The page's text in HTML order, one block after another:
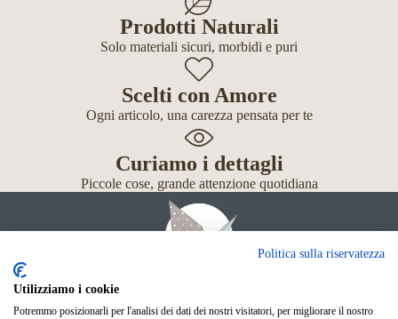
Prodotti Naturali
Solo materiali sicuri, morbidi e puri
Scelti con Amore
Ogni articolo, una carezza pensata per te
Curiamo i dettagli
Piccole cose, grande attenzione quotidiana
Politica sulla riservatezza
Utilizziamo i cookie
Potremmo posizionarli per l'analisi dei dati dei nostri visitatori, per migliorare il nostro